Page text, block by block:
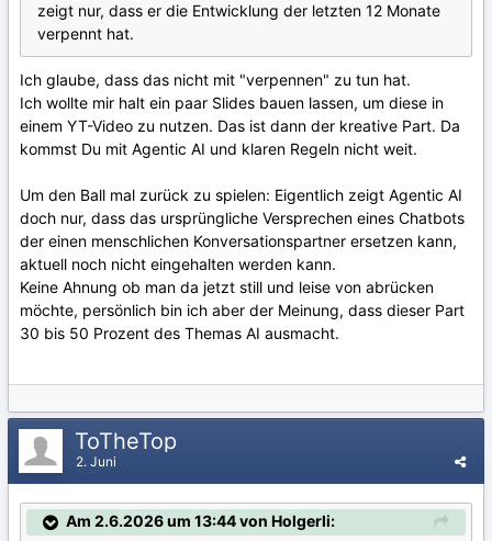
zeigt nur, dass er die Entwicklung der letzten 12 Monate
verpennt hat.
Ich glaube, dass das nicht mit "verpennen" zu tun hat.
Ich wollte mir halt ein paar Slides bauen lassen, um diese in
einem YT-Video zu nutzen. Das ist dann der kreative Part. Da
kommst Du mit Agentic AI und klaren Regeln nicht weit.
Um den Ball mal zurück zu spielen: Eigentlich zeigt Agentic AI
doch nur, dass das ursprüngliche Versprechen eines Chatbots
der einen menschlichen Konversationspartner ersetzen kann,
aktuell noch nicht eingehalten werden kann.
Keine Ahnung ob man da jetzt still und leise von abrücken
möchte, persönlich bin ich aber der Meinung, dass dieser Part
30 bis 50 Prozent des Themas AI ausmacht.
ToTheTop
2. Juni
Am 2.6.2026 um 13:44 von Holgerli: